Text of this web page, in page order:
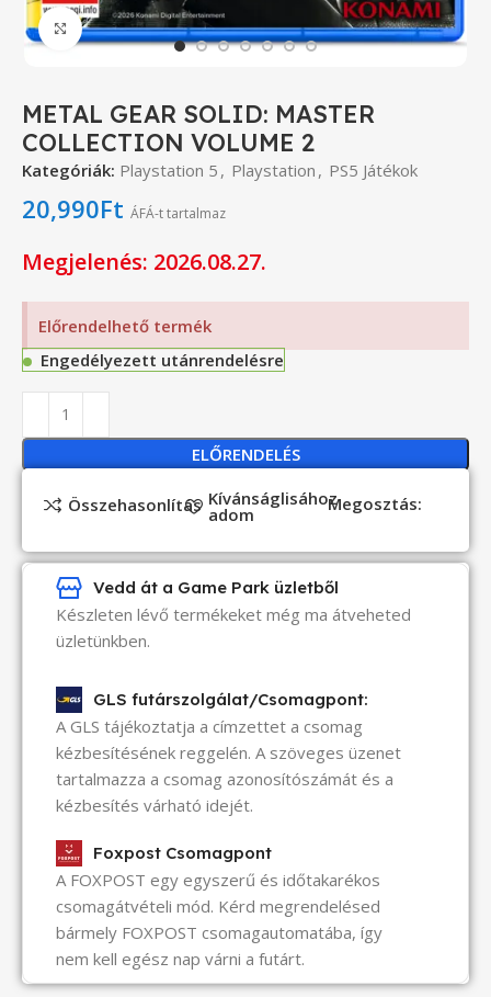
Click to enlarge
METAL GEAR SOLID: MASTER
COLLECTION VOLUME 2
Kategóriák: Playstation 5 , Playstation , PS5 Játékok
20,990Ft ÁFÁ-t tartalmaz
Megjelenés: 2026.08.27.
Előrendelhető termék
Engedélyezett utánrendelésre
ELŐRENDELÉS
Összehasonlítás Kívánságlisához
adom Megosztás:
Vedd át a Game Park üzletből
Készleten lévő termékeket még ma átveheted
üzletünkben.
GLS futárszolgálat/Csomagpont:
A GLS tájékoztatja a címzettet a csomag
kézbesítésének reggelén. A szöveges üzenet
tartalmazza a csomag azonosítószámát és a
kézbesítés várható idejét.
Foxpost Csomagpont
A FOXPOST egy egyszerű és időtakarékos
csomagátvételi mód. Kérd megrendelésed
bármely FOXPOST csomagautomatába, így
nem kell egész nap várni a futárt.